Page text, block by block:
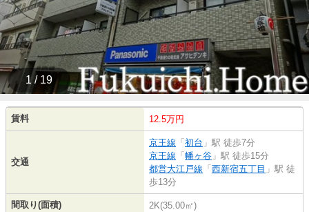
1 / 19
賃料 12.5万円
交通
京王線 「 初台 」駅 徒歩7分
京王線 「 幡ヶ谷 」駅 徒歩15分
都営大江戸線 「 西新宿五丁目 」駅 徒
歩13分
間取り(面積) 2K(35.00㎡)